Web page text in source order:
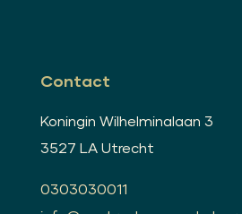
Contact
Koningin Wilhelminalaan 3
3527 LA Utrecht
0303030011